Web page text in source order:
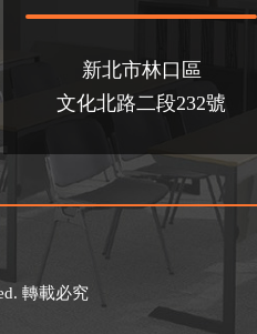
新北市林口區
文化北路二段232號
轉載必究